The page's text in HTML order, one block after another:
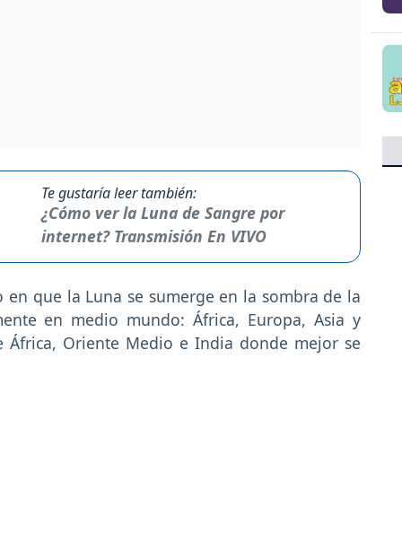
Te gustaría leer también:
¿Cómo ver la Luna de Sangre por
internet? Transmisión En VIVO
que la Luna se sumerge en la sombra de la
en medio mundo: África, Europa, Asia y
Oriente Medio e India donde mejor se